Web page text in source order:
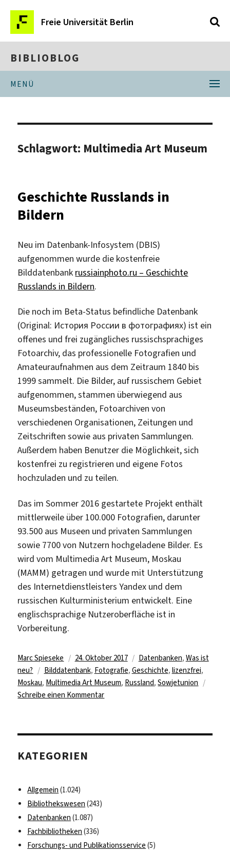
Freie Universität Berlin
BIBLIOBLOG
MENÜ
Schlagwort: Multimedia Art Museum
Geschichte Russlands in
Bildern
Neu im Datenbank-Infosystem (DBIS)
aufgenommen wurde die kostenfreie
Bilddatenbank russiainphoto.ru – Geschichte
Russlands in Bildern.
Die noch im Beta-Status befindliche Datenbank
(Original: История России в фотографиях) ist ein
offenes und frei zugängliches russischsprachiges
Fotoarchiv, das professionelle Fotografien und
Amateuraufnahmen aus dem Zeitraum 1840 bis
1999 sammelt. Die Bilder, auf russischem Gebiet
aufgenommen, stammen überwiegend aus
Museumsbeständen, Fotoarchiven von
verschiedenen Organisationen, Zeitungen und
Zeitschriften sowie aus privaten Sammlungen.
Außerdem haben Benutzer die Möglichkeit, sich
kostenfrei zu registrieren und eigene Fotos
hochzuladen und zu teilen.
Das im Sommer 2016 gestartete Projekt enthält
mittlerweile über 100.000 Fotografien, darunter
93.500 aus Museen und privaten Sammlungen
sowie 7700 von Nutzern hochgeladene Bilder. Es
wird vom Multimedia Art Museum, Moskau
(MAMM) getragen und wurde mit Unterstützung
des Internetdienstleisters Yandex und dem
russischen Kulturministerium entwickelt. Eine
englischsprachige Nutzeroberfläche ist in
Vorbereitung.
Autor
Marc Spieseke
Veröffentlicht
am
24. Oktober 2017 Kategorien
Datenbanken, Was ist
neu?
Schlagwörter
Bilddatenbank, Fotografie, Geschichte, lizenzfrei,
Moskau, Multimedia Art Museum, Russland,Sowjetunion
Schreibe einen Kommentarzu
in
KATEGORIEN
Allgemein (1.024)
Bibliothekswesen (243)
Datenbanken (1.087)
Fachbibliotheken (336)
Forschungs- und Publikationsservice (5)